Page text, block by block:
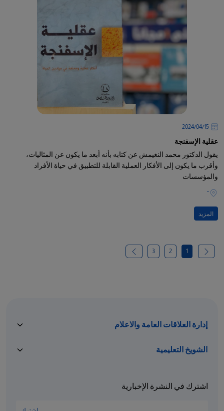
15‏/04‏/2024
عقلية الإسفنجة
يقول الدكتور محمد النغيمش عن كتابه بأنه أبعد ما يكون عن المثاليات،
وأقرب ما يكون إلى الأفكار العملية القابلة للتطبيق في حياة الأفراد
والمؤسسات
-
المزيد
1
2
3
إدارة العلاقات العامة والاعلام
الشويخ التعليمية
اشترك في النشرة الإخبارية